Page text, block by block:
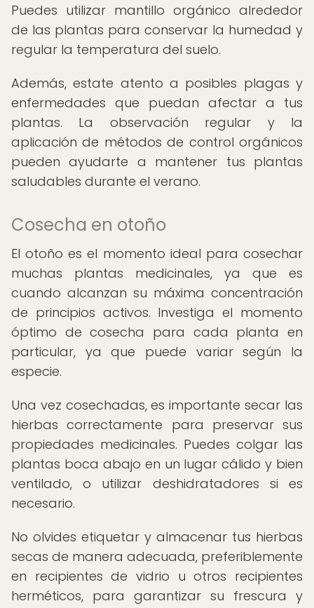
Puedes utilizar mantillo orgánico alrededor
de las plantas para conservar la humedad y
regular la temperatura del suelo.
Además, estate atento a posibles plagas y
enfermedades que puedan afectar a tus
plantas. La observación regular y la
aplicación de métodos de control orgánicos
pueden ayudarte a mantener tus plantas
saludables durante el verano.
Cosecha en otoño
El otoño es el momento ideal para cosechar
muchas plantas medicinales, ya que es
cuando alcanzan su máxima concentración
de principios activos. Investiga el momento
óptimo de cosecha para cada planta en
particular, ya que puede variar según la
especie.
Una vez cosechadas, es importante secar las
hierbas correctamente para preservar sus
propiedades medicinales. Puedes colgar las
plantas boca abajo en un lugar cálido y bien
ventilado, o utilizar deshidratadores si es
necesario.
No olvides etiquetar y almacenar tus hierbas
secas de manera adecuada, preferiblemente
en recipientes de vidrio u otros recipientes
herméticos, para garantizar su frescura y